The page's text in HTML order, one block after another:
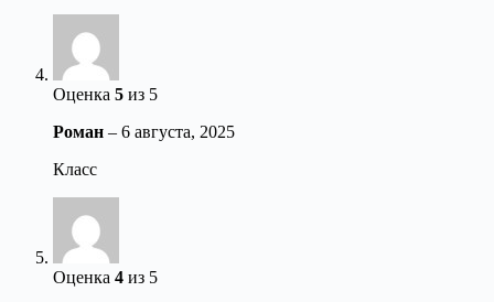
Оценка 5 из 5
Роман – 6 августа, 2025
Класс
Оценка 4 из 5